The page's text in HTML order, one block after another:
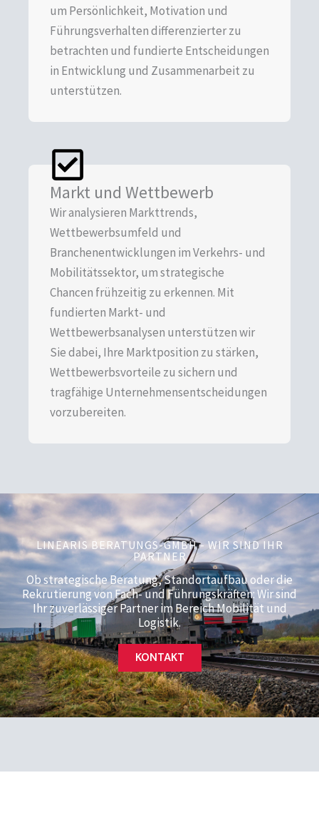
um Persönlichkeit, Motivation und
Führungsverhalten differenzierter zu
betrachten und fundierte Entscheidungen
in Entwicklung und Zusammenarbeit zu
unterstützen.
Markt und Wettbewerb
Wir analysieren Markttrends,
Wettbewerbsumfeld und
Branchenentwicklungen im Verkehrs- und
Mobilitätssektor, um strategische
Chancen frühzeitig zu erkennen. Mit
fundierten Markt- und
Wettbewerbsanalysen unterstützen wir
Sie dabei, Ihre Marktposition zu stärken,
Wettbewerbsvorteile zu sichern und
tragfähige Unternehmensentscheidungen
vorzubereiten.
LINEARIS BERATUNGS-GMBH - WIR SIND IHR
PARTNER
Ob strategische Beratung, Standortaufbau oder die
Rekrutierung von Fach- und Führungskräften: Wir sind
Ihr zuverlässiger Partner im Bereich Mobilität und
Logistik.
KONTAKT